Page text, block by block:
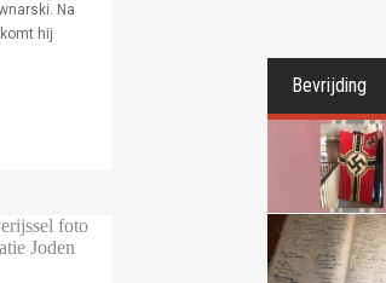
Na
hij
Bevrijding